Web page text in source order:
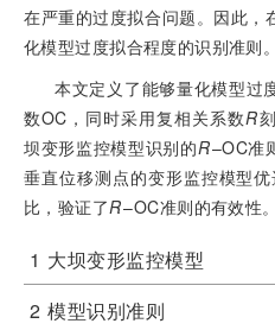
在严重的过度拟合问题。因此
化模型过度拟合程度的识别准则。
本文定义了能够量化模型
数OC，同时采用复相关系数R
坝变形监控模型识别的R–OC准
垂直位移测点的变形监控模型
比，验证了R–OC准则的有效性
1 大坝变形监控模型
2 模型识别准则